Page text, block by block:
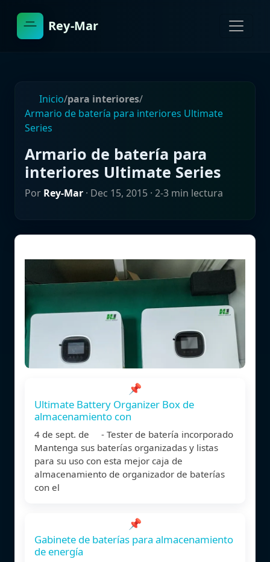
Rey-Mar
Inicio/para interiores/
Armario de batería para interiores Ultimate
Series
Armario de batería para
interiores Ultimate Series
Por Rey-Mar · Dec 15, 2015 · 2-3 min lectura
📌
Ultimate Battery Organizer Box de
almacenamiento con
4 de sept. de - Tester de batería incorporado
Mantenga sus baterías organizadas y listas
para su uso con esta mejor caja de
almacenamiento de organizador de baterías
con el
📌
Gabinete de baterías para almacenamiento
de energía